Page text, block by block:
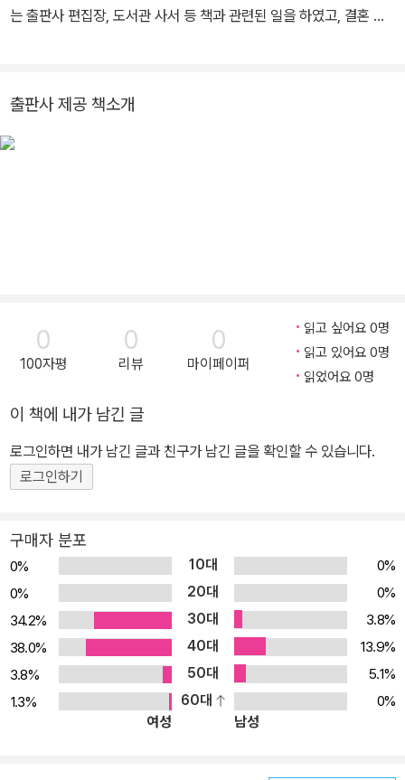
는 출판사 편집장, 도서관 사서 등 책과 관련된 일을 하였고, 결혼 후
출판사 제공 책소개
0
100자평
0
리뷰
0
마이페이퍼
읽고 싶어요 0명
읽고 있어요 0명
읽었어요 0명
이 책에 내가 남긴 글
로그인하면 내가 남긴 글과 친구가 남긴 글을 확인할 수 있습니다.
로그인하기
구매자 분포
0% 10대
0%
0%
20대
0%
34.2%
30대
3.8%
38.0%
40대
13.9%
3.8%
50대
5.1%
1.3%
60대
0%
여성
남성